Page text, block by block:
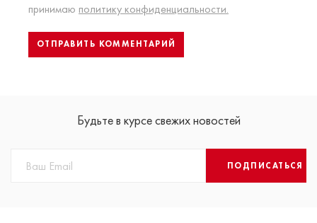
принимаю политику конфиденциальности.
Будьте в курсе свежих новостей
ПОДПИСАТЬСЯ